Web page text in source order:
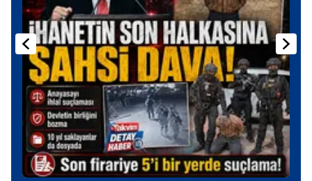
Sitemizde kendimize ve üçüncü kişilere ait çerezler
kullanılmaktadır. Bu çerezler vasıtasıyla çeşitli kişisel
verileriniz işlenmekte olup gerekli olan çerezler bilgi
toplumu hizmetlerinin sunulması amacıyla
kullanılmaktadır. Diğer çerezler, sitemizin daha işlevsel
kılınması ve kişiselleştirilmesi ve sizlere yönelik
reklam/pazarlama faaliyetlerinin yapılması, amaçlarıyla
sınırlı olarak açık rızanız dahilinde kullanılacaktır.
Çerezlere ilişkin tercihlerinizi aşağıda yer alan panel
vasıtasıyla belirleyebilirsiniz. Çerezlere ilişkin detaylı bilgi